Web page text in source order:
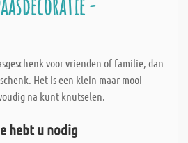
voor vrienden of familie, dan
Het is een klein maar mooi
na kunt knutselen.
hebt u nodig